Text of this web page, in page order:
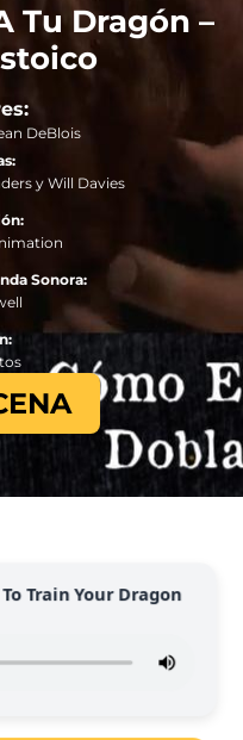
Tu Dragón –
DeBlois
y Will Davies
Sonora:
Train Your Dragon